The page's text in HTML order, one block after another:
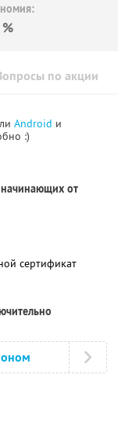
%
по акции
Android и
:)
от
сертификат